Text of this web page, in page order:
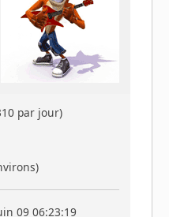
par jour)
09 06:23:19